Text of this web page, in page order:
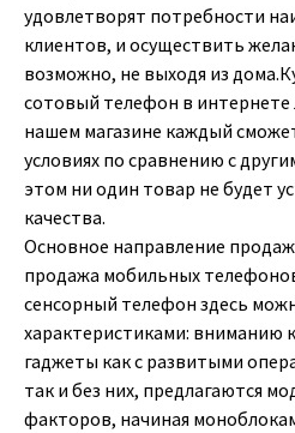
удовлетворят потребности
клиентов, и осуществить
возможно, не выходя из
сотовый телефон в интернете
нашем магазине каждый
условиях по сравнению с
этом ни один товар не будет
качества.
Основное направление продаж
продажа мобильных
сенсорный телефон здесь
характеристиками: вниманию
гаджеты как с развитыми
так и без них, предлагаются
факторов, начиная